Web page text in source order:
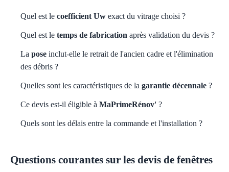
Quel est le coefficient Uw exact du vitrage choisi ?
Quel est le temps de fabrication après validation du devis ?
La pose inclut-elle le retrait de l'ancien cadre et l'élimination
des débris ?
Quelles sont les caractéristiques de la garantie décennale ?
Ce devis est-il éligible à MaPrimeRénov' ?
Quels sont les délais entre la commande et l'installation ?
Questions courantes sur les devis de fenêtres